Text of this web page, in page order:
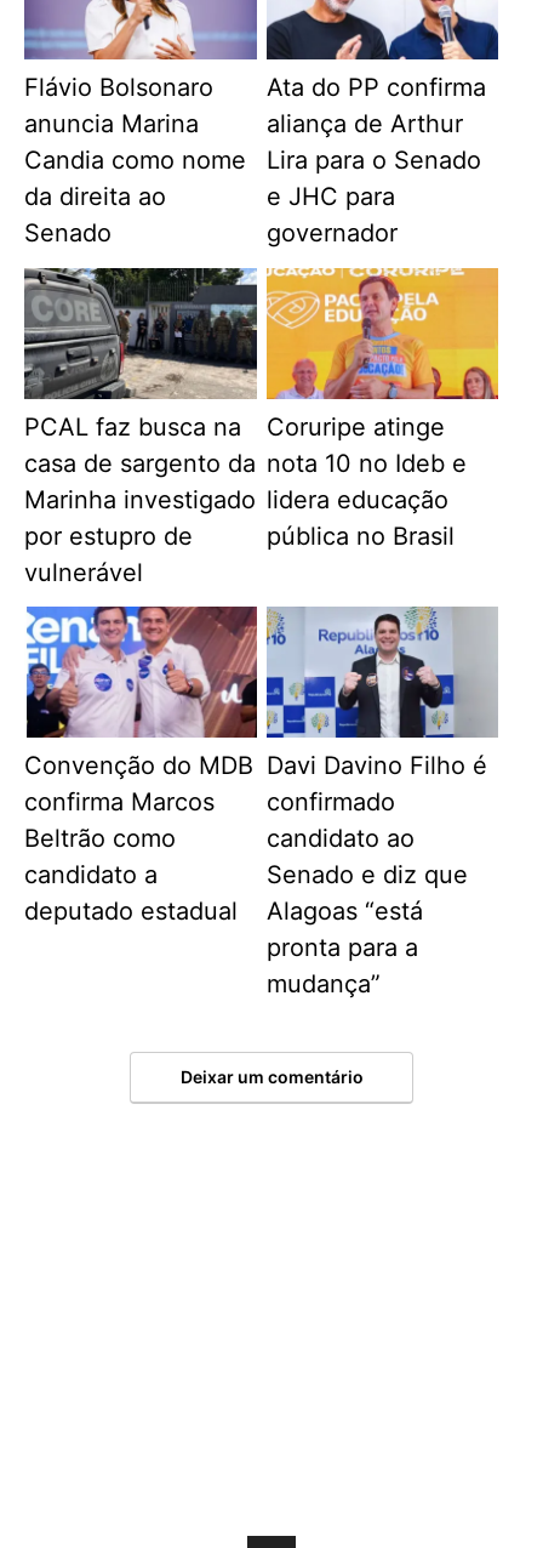
Flávio Bolsonaro
anuncia Marina
Candia como nome
da direita ao
Senado
Ata do PP confirma
aliança de Arthur
Lira para o Senado
e JHC para
governador
PCAL faz busca na
casa de sargento da
Marinha investigado
por estupro de
vulnerável
Coruripe atinge
nota 10 no Ideb e
lidera educação
pública no Brasil
Convenção do MDB
confirma Marcos
Beltrão como
candidato a
deputado estadual
Davi Davino Filho é
confirmado
candidato ao
Senado e diz que
Alagoas “está
pronta para a
mudança”
Deixar um comentário